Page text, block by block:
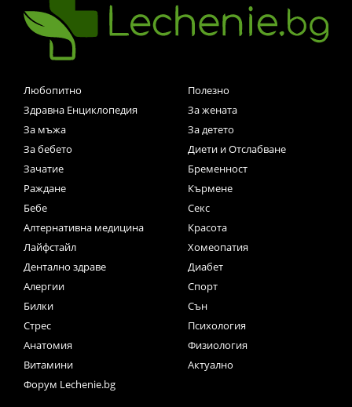
Любопитно
Полезно
Здравна Енциклопедия
За жената
За мъжа
За детето
За бебето
Диети и Отслабване
Зачатие
Бременност
Раждане
Кърмене
Бебе
Секс
Алтернативна медицина
Красота
Лайфстайл
Хомеопатия
Дентално здраве
Диабет
Алергии
Спорт
Билки
Сън
Стрес
Психология
Анатомия
Физиология
Витамини
Актуално
Форум Lechenie.bg